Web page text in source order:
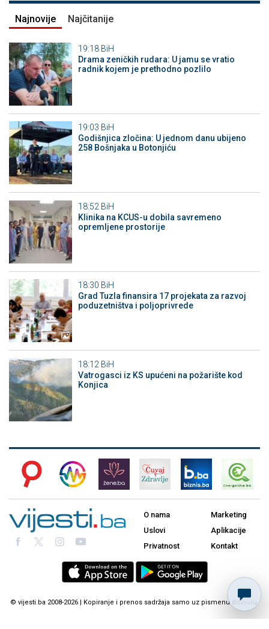
Najnovije Najčitanije
19:18 BiH
Drama zeničkih rudara: U jamu se vratio
radnik kojem je prethodno pozlilo
19:03 BiH
Godišnjica zločina: U jednom danu ubijeno
258 Bošnjaka u Botonjiću
18:52 BiH
Klinika na KCUS-u dobila savremeno
opremljene prostorije
18:30 BiH
Grad Tuzla finansira 17 projekata za razvoj
poduzetništva i poljoprivrede
18:12 BiH
Vatrogasci iz KS upućeni na požarište kod
Konjica
O nama
Uslovi
Privatnost
Marketing
Aplikacije
Kontakt
© vijesti.ba 2008-2026 | Kopiranje i prenos sadržaja samo uz pismenu dozvolu.